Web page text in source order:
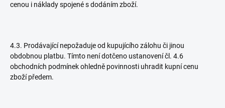
cenou i náklady spojené s dodáním zboží.
4.3. Prodávající nepožaduje od kupujícího zálohu či jinou
obdobnou platbu. Tímto není dotčeno ustanovení čl. 4.6
obchodních podmínek ohledně povinnosti uhradit kupní cenu
zboží předem.